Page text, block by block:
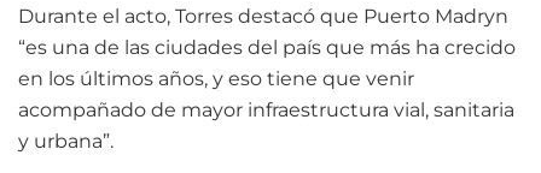
Durante el acto, Torres destacó que Puerto Madryn
“es una de las ciudades del país que más ha crecido
en los últimos años, y eso tiene que venir
acompañado de mayor infraestructura vial, sanitaria
y urbana”.